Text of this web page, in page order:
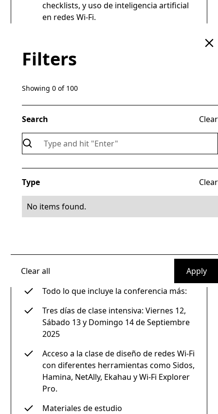
checklists, y uso de inteligencia artificial
en redes Wi-Fi.
Herramientas necesarias
Participación en las rifas que se llevarán
a cabo durante la conferencia
Register Now
Main Conference + Boot Camp
Deepen your skills with a multi-day training
Todo lo que incluye la conferencia más:
Tres días de clase intensiva: Viernes 12,
Sábado 13 y Domingo 14 de Septiembre
2025
Acceso a la clase de diseño de redes Wi-Fi
con diferentes herramientas como Sidos,
Hamina, NetAlly, Ekahau y Wi-Fi Explorer
Pro.
Materiales de estudio
Filters
Showing 0of 100
Search Clear
Type Clear
No items found.
Clear all